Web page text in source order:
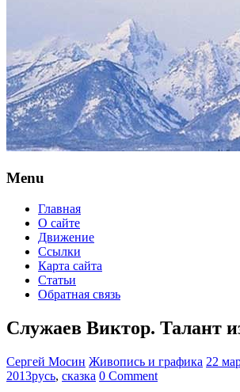
Menu
Главная
О сайте
Движение
Ссылки
Карта сайта
Статьи
Обратная связь
Служаев Виктор. Талант
Сергей Мосин Живопись и графика 22
2013русь, сказка 0 Comment